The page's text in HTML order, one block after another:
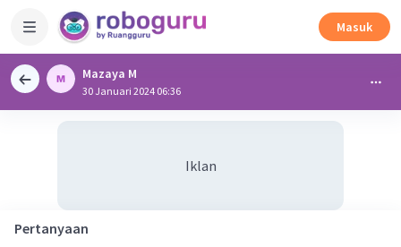
Masuk
Mazaya M
30 Januari 2024 06:36
Iklan
Pertanyaan